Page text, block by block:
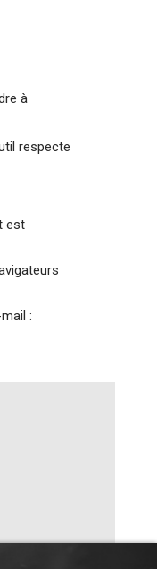
à
respecte
est
: